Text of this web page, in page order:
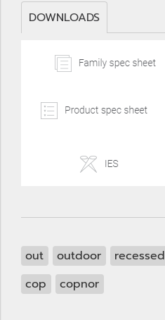
DOWNLOADS
out outdoor recessed
cop
copnor